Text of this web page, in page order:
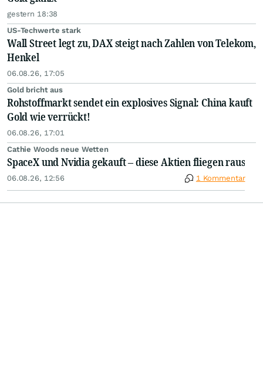
gestern 18:38
US-Techwerte stark
Wall Street legt zu, DAX steigt nach Zahlen von Telekom,
Henkel
06.08.26, 17:05
Gold bricht aus
Rohstoffmarkt sendet ein explosives Signal: China kauft
Gold wie verrückt!
06.08.26, 17:01
Cathie Woods neue Wetten
SpaceX und Nvidia gekauft – diese Aktien fliegen raus
06.08.26, 12:56 1 Kommentar